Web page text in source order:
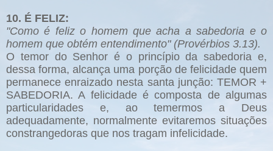
10. É FELIZ:
"Como é feliz o homem que acha a sabedoria e o
homem que obtém entendimento" (Provérbios 3.13).
O temor do Senhor é o princípio da sabedoria e,
dessa forma, alcança uma porção de felicidade quem
permanece enraizado nesta santa junção: TEMOR +
SABEDORIA. A felicidade é composta de algumas
particularidades e, ao temermos a Deus
adequadamente, normalmente evitaremos situações
constrangedoras que nos tragam infelicidade.